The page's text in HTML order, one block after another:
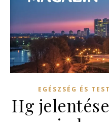
EGÉSZSÉG ÉS TEST
Hg